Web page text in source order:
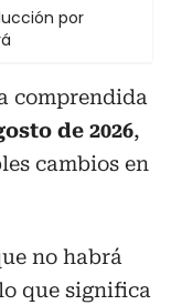
por
comprendida
de 2026,
cambios en
no habrá
que significa